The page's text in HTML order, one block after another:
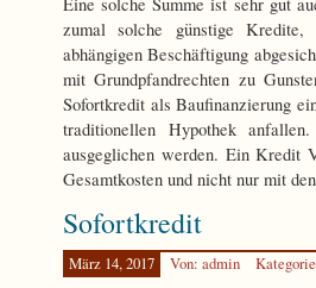
zumal solche günstige
abhängigen Beschäftigung
mit Grundpfandrechten zu
Sofortkredit als Baufinanzierung
traditionellen Hypothek
ausgeglichen werden. Ein Kredit
Gesamtkosten und nicht nur mit
Sofortkredit
März 14, 2017 Von: admin